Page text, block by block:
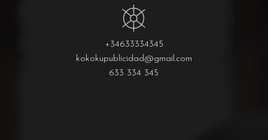
+34633334345
kokokupublicidad@gmail.com
633 334 345